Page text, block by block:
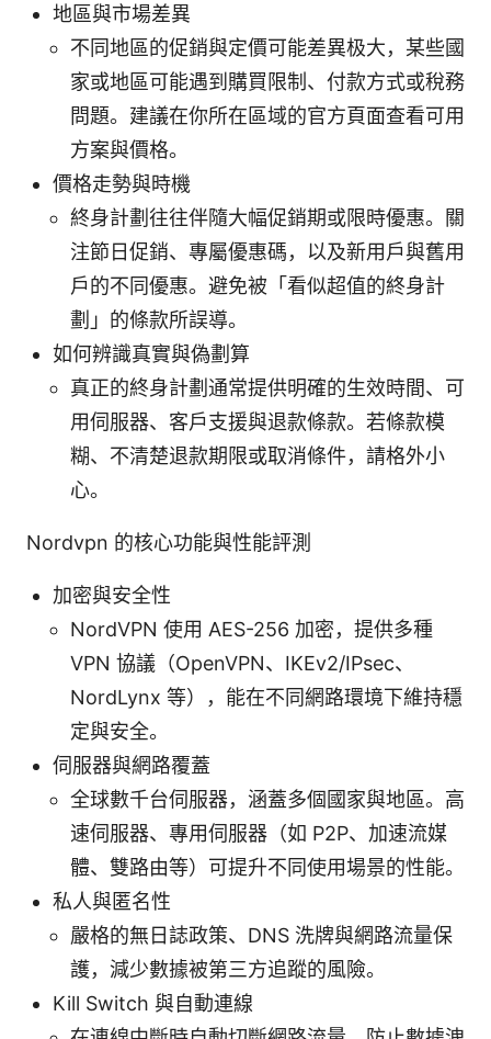
地區與市場差異
不同地區的促銷與定價可能差異极大，某些國
家或地區可能遇到購買限制、付款方式或稅務
問題。建議在你所在區域的官方頁面查看可用
方案與價格。
價格走勢與時機
終身計劃往往伴隨大幅促銷期或限時優惠。關
注節日促銷、專屬優惠碼，以及新用戶與舊用
戶的不同優惠。避免被「看似超值的終身計
劃」的條款所誤導。
如何辨識真實與偽劃算
真正的終身計劃通常提供明確的生效時間、可
用伺服器、客戶支援與退款條款。若條款模
糊、不清楚退款期限或取消條件，請格外小
心。
Nordvpn 的核心功能與性能評測
加密與安全性
NordVPN 使用 AES-256 加密，提供多種
VPN 協議（OpenVPN、IKEv2/IPsec、
NordLynx 等），能在不同網路環境下維持穩
定與安全。
伺服器與網路覆蓋
全球數千台伺服器，涵蓋多個國家與地區。高
速伺服器、專用伺服器（如 P2P、加速流媒
體、雙路由等）可提升不同使用場景的性能。
私人與匿名性
嚴格的無日誌政策、DNS 洗牌與網路流量保
護，減少數據被第三方追蹤的風險。
Kill Switch 與自動連線